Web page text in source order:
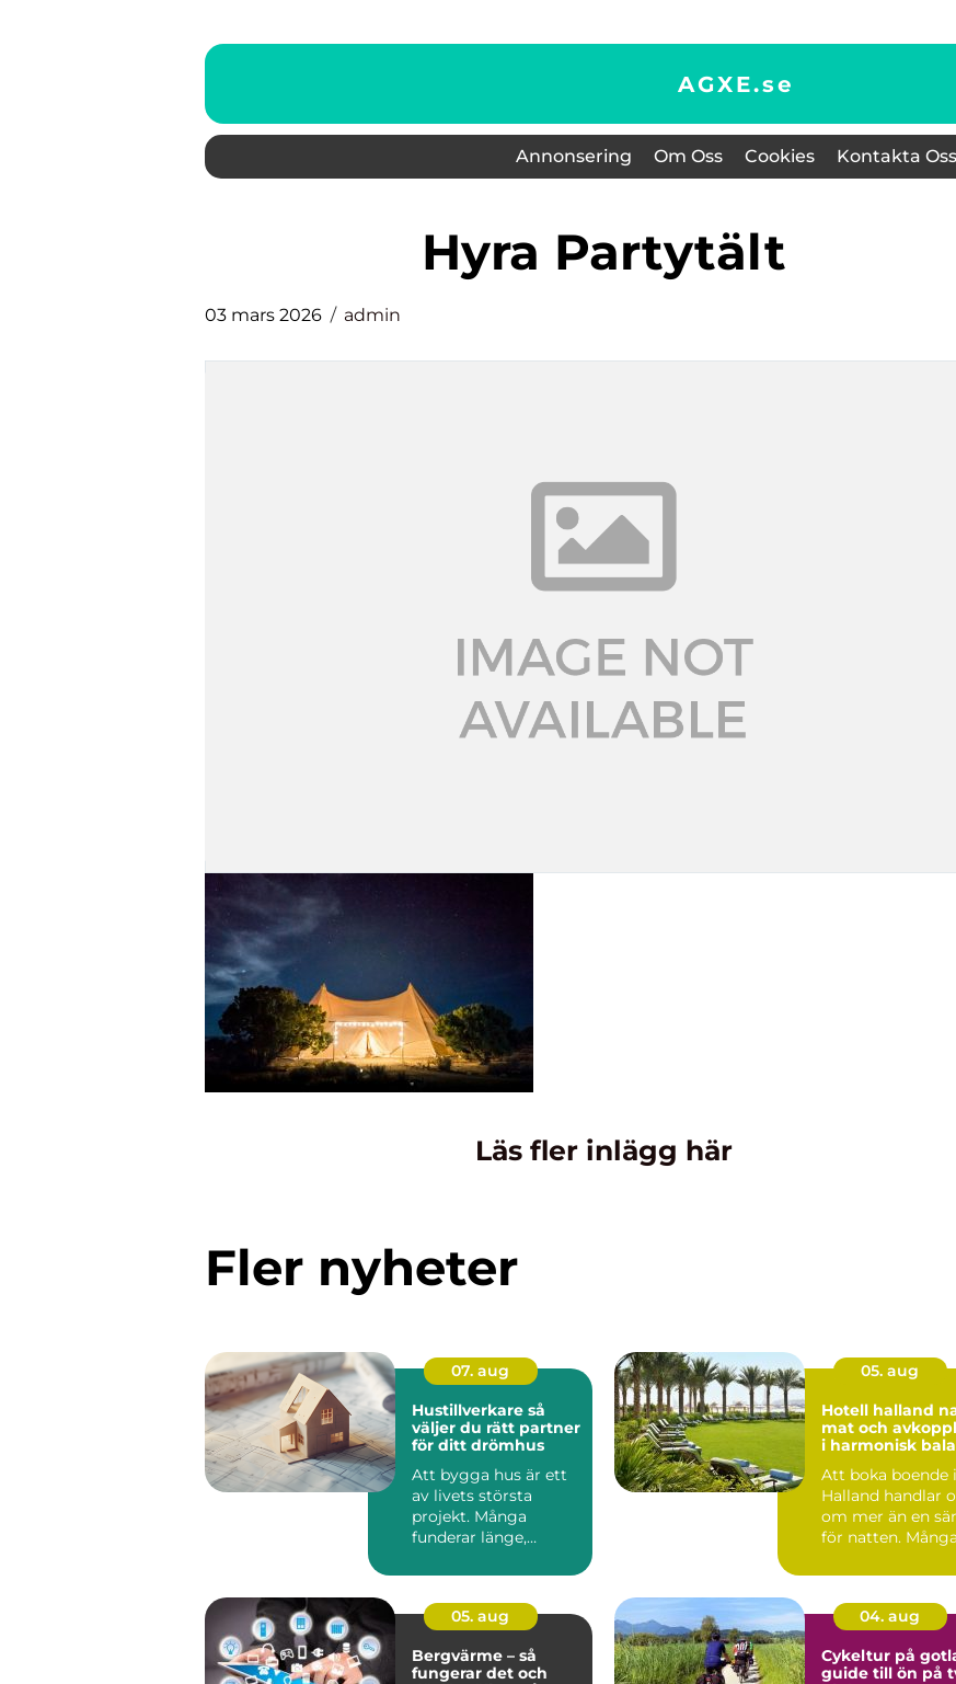
AGXE.se
Annonsering Om Oss Cookies Kontakta Oss
Hyra Partytält
03 mars 2026 admin
Läs fler inlägg här
Fler nyheter
07. aug
Hustillverkare så
väljer du rätt partner
för ditt drömhus
Att bygga hus är ett
av livets största
projekt. Många
funderar länge,
ritni...
05. aug
Hotell halland natur,
mat och
i harmonisk
Att boka boende i
Halland handlar
om mer än en
för natten. Många
n...
05. aug
Bergvärme – så
fungerar det och
04. aug
Cykeltur på
guide till ön på